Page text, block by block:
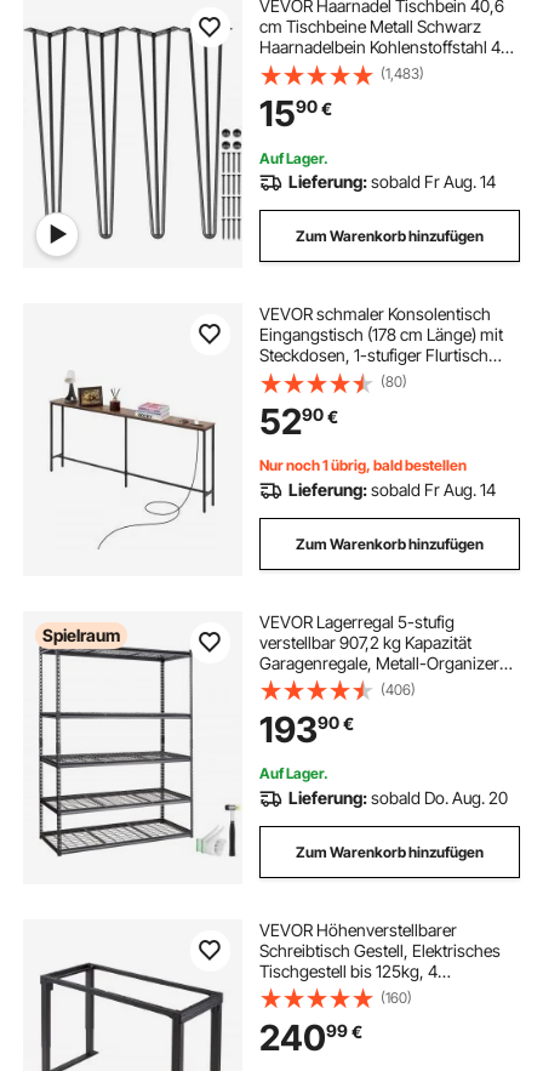
VEVOR Haarnadel Tischbein 40,6
cm Tischbeine Metall Schwarz
Haarnadelbein Kohlenstoffstahl 4
Stück mit 4 Gummibodenfüßen
Tischfüße
(1,483)
1590€
Auf Lager.
Lieferung:sobald Fr Aug. 14
Zum Warenkorb hinzufügen
VEVOR schmaler Konsolentisch
Eingangstisch (178 cm Länge) mit
Steckdosen, 1-stufiger Flurtisch
Beistelltisch Sofatisch mit
Metallrahmen & Ladestation, für
Eingangsbereich Flur Wohnzimmer
(80)
5290€
Nur noch 1 übrig, bald bestellen
Lieferung:sobald Fr Aug. 14
Zum Warenkorb hinzufügen
Spielraum
VEVOR Lagerregal 5-stufig
verstellbar 907,2 kg Kapazität
Garagenregale, Metall-Organizer
Drahtregal schwarz 152,4 x 61 x
198,1 cm für Küche, Speisekammer
Keller Badezimmer Wäscheschrank
(406)
19390€
Auf Lager.
Lieferung:sobald Do. Aug. 20
Zum Warenkorb hinzufügen
VEVOR Höhenverstellbarer
Schreibtisch Gestell, Elektrisches
Tischgestell bis 125kg, 4
Tischbeine 2 Stufig mit 2 Motoren
Speicherfunktion Höhenanzeige
Kollisionschutz, Tischständer für
Büro, Schwarz
(160)
24099€